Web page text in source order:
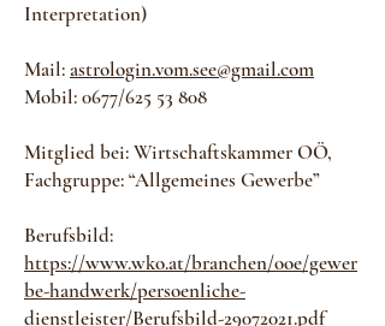
Interpretation)
Mail:astrologin.vom.see@gmail.com
Mobil: 0677/625 53 808
Mitglied bei: Wirtschaftskammer OÖ,
Fachgruppe: “Allgemeines Gewerbe”
Berufsbild:
https://www.wko.at/branchen/ooe/gewer
be-handwerk/persoenliche-
dienstleister/Berufsbild-29072021.pdf